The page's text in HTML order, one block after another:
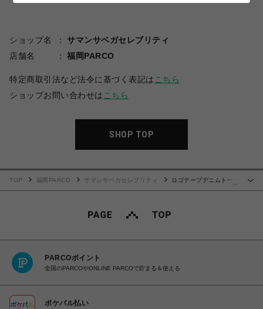
ショップ名
サマンサベガセレブリティ
店舗名
福岡PARCO
特定商取引法など法令に基づく表記は こちら
ショップお問い合わせは こちら
SHOP TOP
…
TOP 福岡PARCO サマンサベガセレブリティ
ロゴテープデニムトート
PARCOポイント
全国のPARCOやONLINE PARCOで貯まる＆使える
ポケパル払い